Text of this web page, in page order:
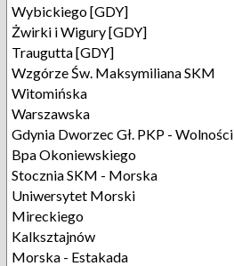
Wybickiego [GDY]
Żwirki i Wigury [GDY]
Traugutta [GDY]
Wzgórze Św. Maksymiliana SKM
Witomińska
Warszawska
Gdynia Dworzec Gł. PKP - Wolności
Bpa Okoniewskiego
Stocznia SKM - Morska
Uniwersytet Morski
Mireckiego
Kalksztajnów
Morska - Estakada